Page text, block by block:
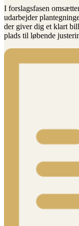
I forslagsfasen
udarbejder
der giver dig et klart
plads til løbende